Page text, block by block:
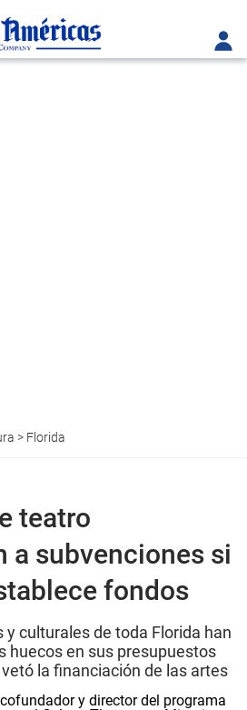
> Florida
teatro
a subvenciones si
fondos
culturales de toda Florida han
huecos en sus presupuestos
la financiación de las artes